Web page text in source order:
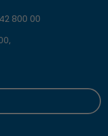
800 00